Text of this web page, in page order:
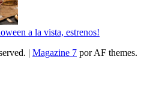
a la vista, estrenos!
| Magazine 7 por AF themes.